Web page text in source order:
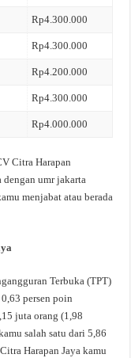
Rp4.300.000
Rp4.300.000
Rp4.200.000
Rp4.300.000
Rp4.000.000
Citra Harapan
dengan umr jakarta
menjabat atau berada
Terbuka (TPT)
persen poin
juta orang (1,98
salah satu dari 5,86
Harapan Jaya kamu